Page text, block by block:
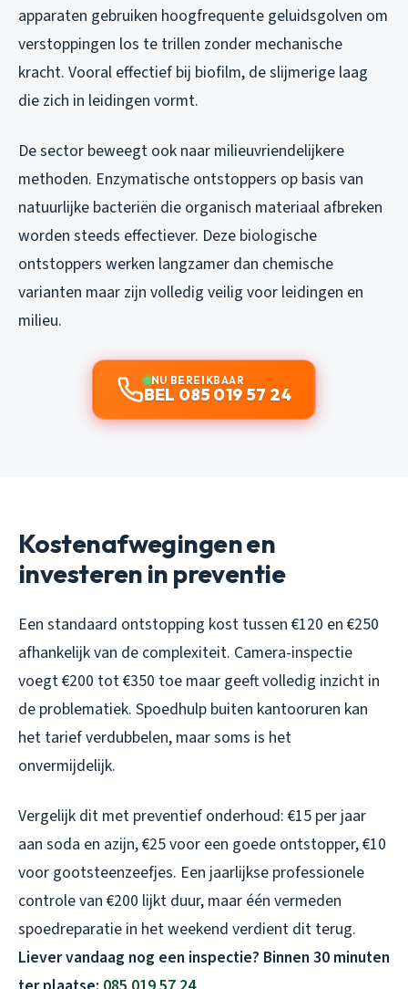
apparaten gebruiken hoogfrequente geluidsgolven om
verstoppingen los te trillen zonder mechanische
kracht. Vooral effectief bij biofilm, de slijmerige laag
die zich in leidingen vormt.
De sector beweegt ook naar milieuvriendelijkere
methoden. Enzymatische ontstoppers op basis van
natuurlijke bacteriën die organisch materiaal afbreken
worden steeds effectiever. Deze biologische
ontstoppers werken langzamer dan chemische
varianten maar zijn volledig veilig voor leidingen en
milieu.
NU BEREIKBAAR
BEL 085 019 57 24
Kostenafwegingen en
investeren in preventie
Een standaard ontstopping kost tussen €120 en €250
afhankelijk van de complexiteit. Camera-inspectie
voegt €200 tot €350 toe maar geeft volledig inzicht in
de problematiek. Spoedhulp buiten kantooruren kan
het tarief verdubbelen, maar soms is het
onvermijdelijk.
Vergelijk dit met preventief onderhoud: €15 per jaar
aan soda en azijn, €25 voor een goede ontstopper, €10
voor gootsteenzeefjes. Een jaarlijkse professionele
controle van €200 lijkt duur, maar één vermeden
spoedreparatie in het weekend verdient dit terug.
Liever vandaag nog een inspectie? Binnen 30 minuten